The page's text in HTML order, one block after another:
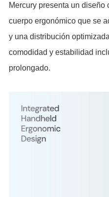
Mercury presenta un diseño
cuerpo ergonómico que se
y una distribución
comodidad y estabilidad
prolongado.